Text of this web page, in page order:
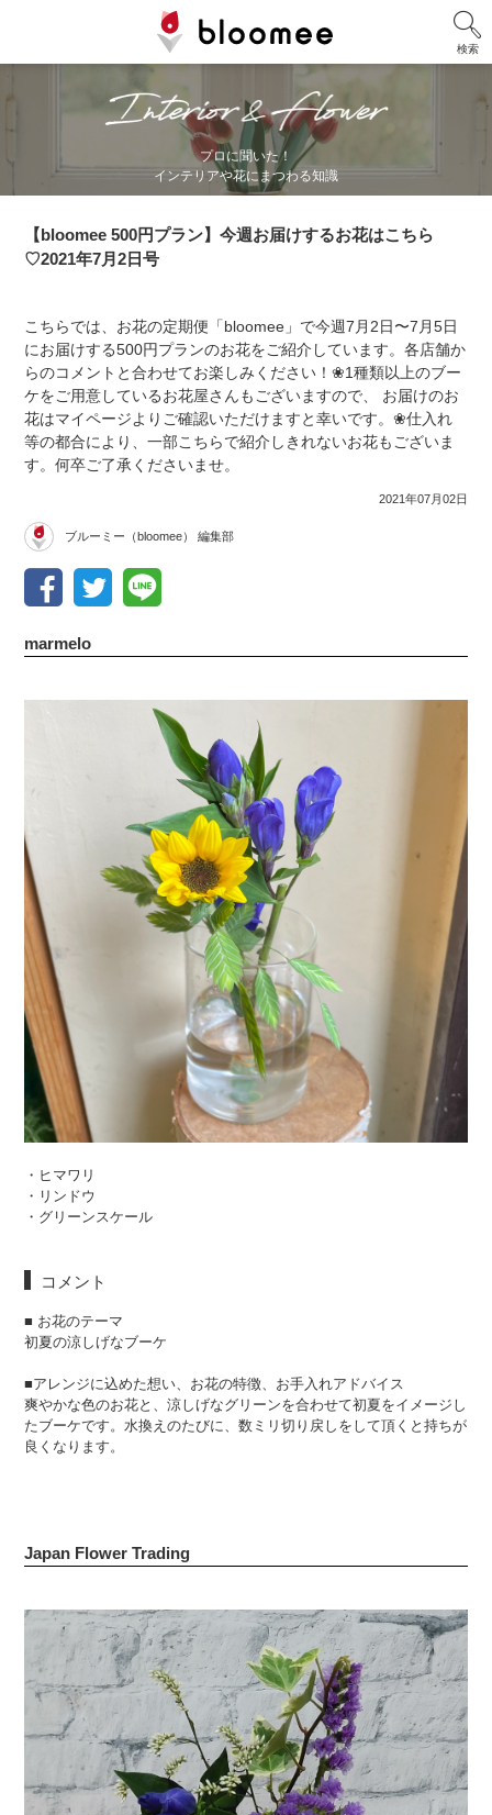
BloomeeStyle
検索
プロに聞いた！
インテリアや花にまつわる知識
【bloomee 500円プラン】今週お届けするお花はこちら
♡2021年7月2日号
こちらでは、お花の定期便「bloomee」で今週7月2日〜7月5日
にお届けする500円プランのお花をご紹介しています。各店舗か
らのコメントと合わせてお楽しみください！❀1種類以上のブー
ケをご用意しているお花屋さんもございますので、 お届けのお
花はマイページよりご確認いただけますと幸いです。❀仕入れ
等の都合により、一部こちらで紹介しきれないお花もございま
す。何卒ご了承くださいませ。
2021年07月02日
ブルーミー（bloomee） 編集部
marmelo
・ヒマワリ
・リンドウ
・グリーンスケール
コメント
■ お花のテーマ
初夏の涼しげなブーケ
■アレンジに込めた想い、お花の特徴、お手入れアドバイス
爽やかな色のお花と、涼しげなグリーンを合わせて初夏をイメージし
たブーケです。水換えのたびに、数ミリ切り戻しをして頂くと持ちが
良くなります。
Japan Flower Trading